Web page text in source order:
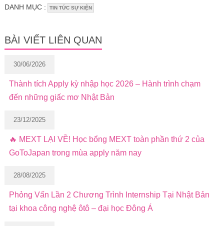
DANH MỤC : TIN TỨC SỰ KIỆN
BÀI VIẾT LIÊN QUAN
30/06/2026
Thành tích Apply kỳ nhập học 2026 – Hành trình chạm
đến những giấc mơ Nhật Bản
23/12/2025
🔥 MEXT LẠI VỀ! Học bổng MEXT toàn phần thứ 2 của
GoToJapan trong mùa apply năm nay
28/08/2025
Phỏng Vấn Lần 2 Chương Trình Internship Tại Nhật Bản
tại khoa công nghệ ôtô – đại học Đông Á